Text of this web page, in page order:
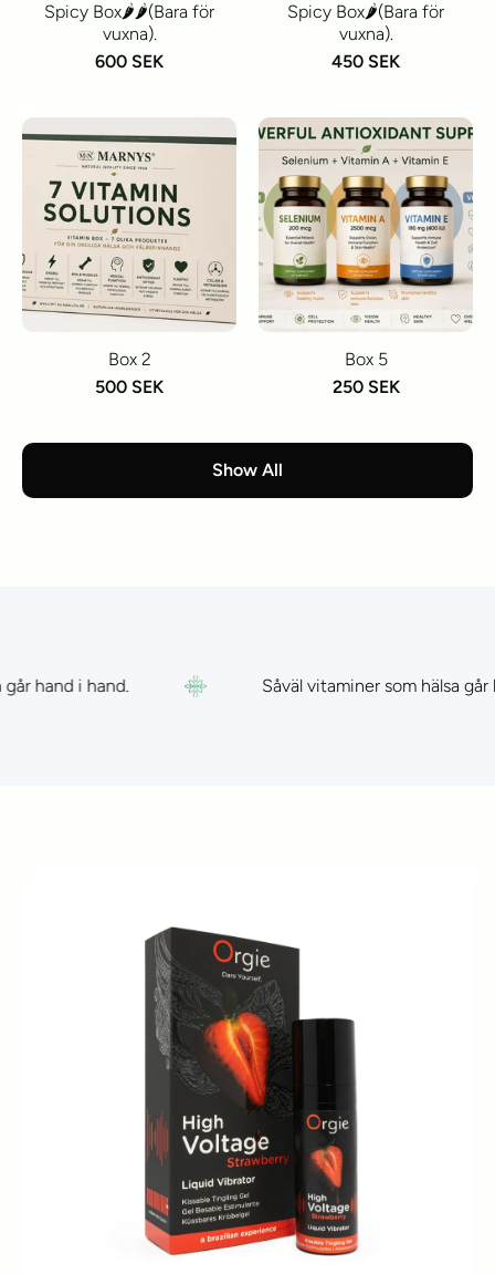
Spicy Box🌶️🌶️(Bara för
vuxna).
600 SEK
Spicy Box🌶️(Bara för
vuxna).
450 SEK
Box 2
500 SEK
Box 5
250 SEK
Show All
i hand. Såväl vitaminer som hälsa går